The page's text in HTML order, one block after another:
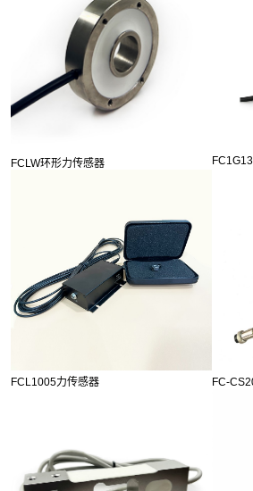
FCLW环形力传感器
FCL1005力传感器 FC-